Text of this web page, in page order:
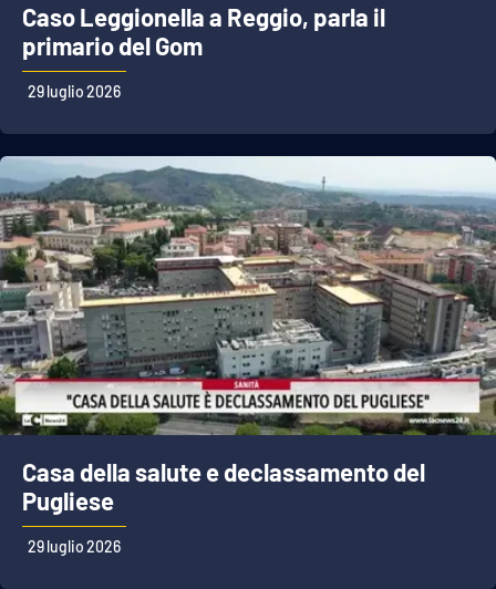
Caso Leggionella a Reggio, parla il
primario del Gom
29 luglio 2026
Casa della salute e declassamento del
Pugliese
29 luglio 2026